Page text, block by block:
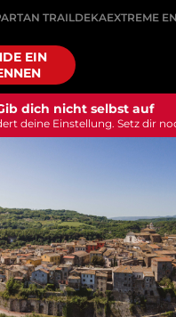
TRAILDEKAEXTREME
EIN
dich nicht selbst auf
deine Einstellung. Setz dir